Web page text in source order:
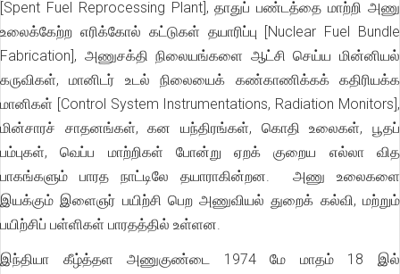
[Spent Fuel Reprocessing Plant], தாதுப் பண்டத்தை மாற்றி அணு
உலைக்கேற்ற எரிக்கோல் கட்டுகள் தயாரிப்பு [Nuclear Fuel Bundle
Fabrication], அணுசக்தி நிலையங்களை ஆட்சி செய்ய மின்னியல்
கருவிகள், மானிடர் உடல் நிலையைக் கண்காணிக்கக் கதிரியக்க
மானிகள் [Control System Instrumentations, Radiation Monitors],
மின்சாரச் சாதனங்கள், கன யந்திரங்கள், கொதி உலைகள், பூதப்
பம்புகள், வெப்ப மாற்றிகள் போன்று ஏறக் குறைய எல்லா வித
பாகங்களும் பாரத நாட்டிலே தயாராகின்றன. அணு உலைகளை
இயக்கும் இளைஞர் பயிற்சி பெற அணுவியல் துறைக் கல்வி, மற்றும்
பயிற்சிப் பள்ளிகள் பாரதத்தில் உள்ளன.
இந்தியா கீழ்த்தள அணுகுண்டை 1974 மே மாதம் 18 இல்